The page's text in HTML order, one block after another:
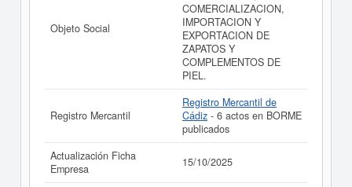
Objeto Social
COMERCIALIZACION,
IMPORTACION Y
EXPORTACION DE
ZAPATOS Y
COMPLEMENTOS DE
PIEL.
Registro Mercantil
Registro Mercantil de
Cádiz - 6 actos en BORME
publicados
Actualización Ficha
Empresa
15/10/2025